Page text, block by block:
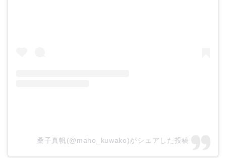
桑子真帆(@maho_kuwako)がシェアした投稿